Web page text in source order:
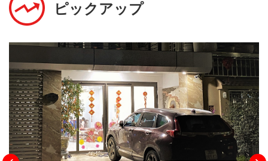
ピックアップ